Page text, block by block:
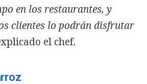
en los restaurantes, y
clientes lo podrán disfrutar
el chef.